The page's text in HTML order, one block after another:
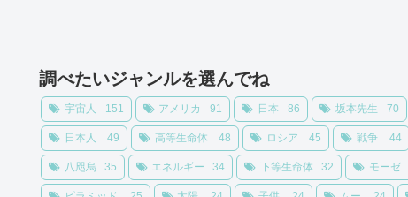
調べたいジャンルを選んでね
宇宙人 151 アメリカ 91 日本 86 坂本先生 70
日本人 49 高等生命体 48 ロシア 45 戦争 44
八咫烏 35 エネルギー 34 下等生命体 32 モーゼ